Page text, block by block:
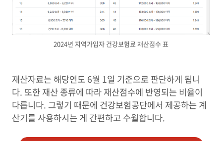
2024년 지역가입자 건강보험료 재산점수 표
재산자료는 해당연도 6월 1일 기준으로 판단하게 됩니
다. 또한 재산 종류에 따라 재산점수에 반영되는 비율이
다릅니다. 그렇기 때문에 건강보험공단에서 제공하는 계
산기를 사용하시는 게 간편하고 수월합니다.